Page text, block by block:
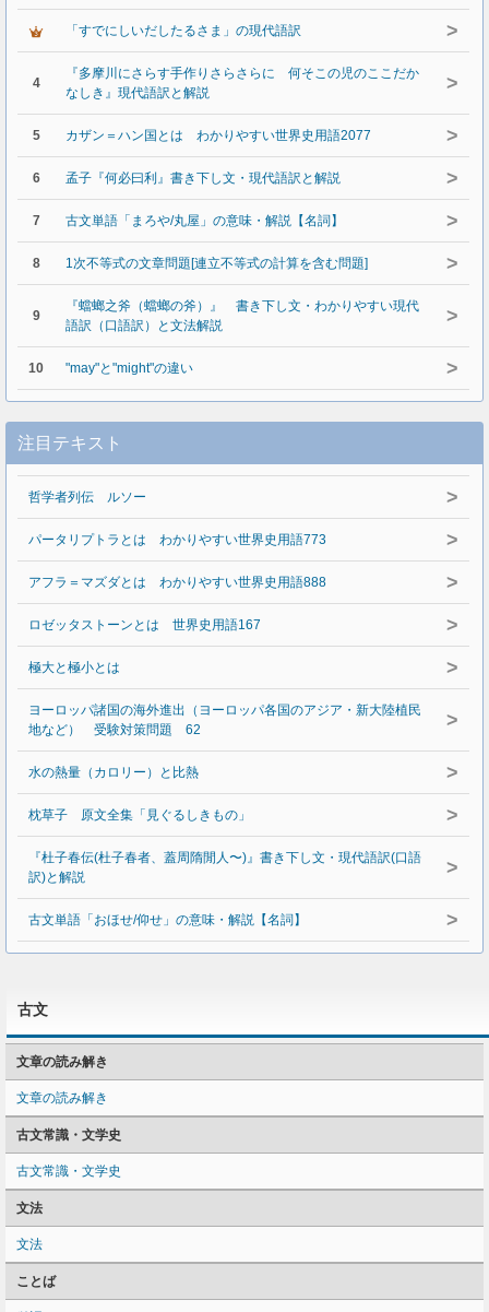
「すでにしいだしたるさま」の現代語訳 >
4
『多摩川にさらす手作りさらさらに 何そこの児のここだか
なしき』現代語訳と解説
>
5 カザン＝ハン国とは わかりやすい世界史用語2077 >
6 孟子『何必曰利』書き下し文・現代語訳と解説 >
7 古文単語「まろや/丸屋」の意味・解説【名詞】 >
8 1次不等式の文章問題[連立不等式の計算を含む問題] >
9
『蟷螂之斧（蟷螂の斧）』 書き下し文・わかりやすい現代
語訳（口語訳）と文法解説
>
10 "may"と"might"の違い >
注目テキスト
哲学者列伝 ルソー >
パータリプトラとは わかりやすい世界史用語773 >
アフラ＝マズダとは わかりやすい世界史用語888 >
ロゼッタストーンとは 世界史用語167 >
極大と極小とは >
ヨーロッパ諸国の海外進出（ヨーロッパ各国のアジア・新大陸植民
地など） 受験対策問題 62
>
水の熱量（カロリー）と比熱 >
枕草子 原文全集「見ぐるしきもの」 >
『杜子春伝(杜子春者、蓋周隋閒人〜)』書き下し文・現代語訳(口語
訳)と解説
>
古文単語「おほせ/仰せ」の意味・解説【名詞】 >
古文
文章の読み解き
文章の読み解き
古文常識・文学史
古文常識・文学史
文法
文法
ことば